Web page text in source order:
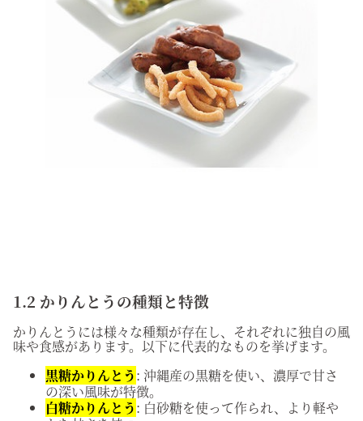
1.2 かりんとうの種類と特徴
かりんとうには様々な種類が存在し、それぞれに独自の風
味や食感があります。以下に代表的なものを挙げます。
黒糖かりんとう: 沖縄産の黒糖を使い、濃厚で甘さ
の深い風味が特徴。
白糖かりんとう: 白砂糖を使って作られ、より軽や